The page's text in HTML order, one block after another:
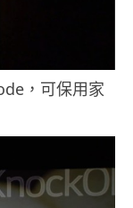
，可保用家